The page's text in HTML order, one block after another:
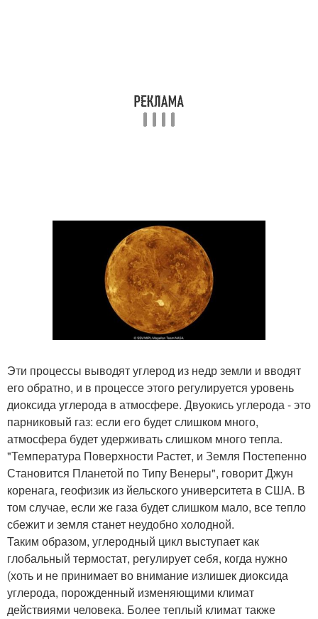
Эти процессы выводят углерод из недр земли и вводят
его обратно, и в процессе этого регулируется уровень
диоксида углерода в атмосфере. Двуокись углерода - это
парниковый газ: если его будет слишком много,
атмосфера будет удерживать слишком много тепла.
"Температура Поверхности Растет, и Земля Постепенно
Становится Планетой по Типу Венеры", говорит Джун
коренага, геофизик из йельского университета в США. В
том случае, если же газа будет слишком мало, все тепло
сбежит и земля станет неудобно холодной.
Таким образом, углеродный цикл выступает как
глобальный термостат, регулирует себя, когда нужно
(хоть и не принимает во внимание излишек диоксида
углерода, порожденный изменяющими климат
действиями человека. Более теплый климат также